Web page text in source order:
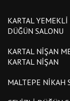
Düğün